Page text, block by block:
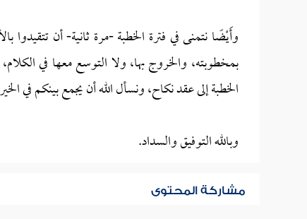
وأَيْضًا نتمنى في فترة الخطبة -مرة ثانية- أن
بمخطوبته، والخروج بها، ولا التوسع معها في
الخطبة إلى عقد نكاح، ونسأل الله أن يجمع بينكم في
وبالله التوفيق والسداد.
مشاركة المحتوى